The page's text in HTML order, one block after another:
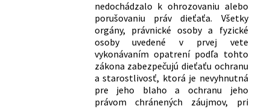
nedochádzalo k ohrozovaniu alebo
porušovaniu práv dieťaťa. Všetky
orgány, právnické osoby a fyzické
osoby uvedené v prvej vete
vykonávaním opatrení podľa tohto
zákona zabezpečujú dieťaťu ochranu
a starostlivosť, ktorá je nevyhnutná
pre jeho blaho a ochranu jeho
právom chránených záujmov, pri